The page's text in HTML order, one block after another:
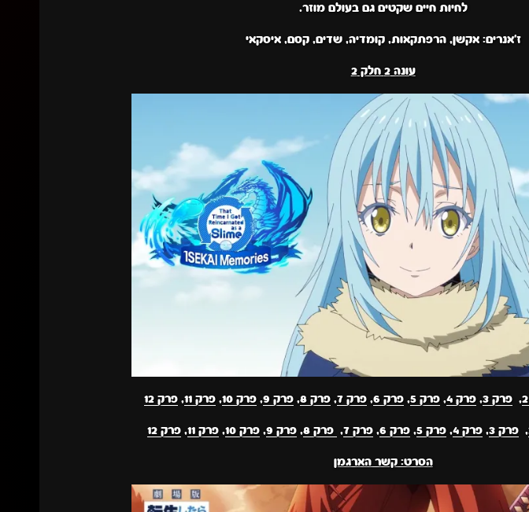
לחיות חיים שקטים גם בעולם מוזר.
ז'אנרים: אקשן, הרפתקאות, קומדיה, שדים, קסם, איסקאי
עונה 2 חלק 2
, פרק 3 , פרק 4 , פרק 5 , פרק 6 , פרק 7 , פרק 8 , פרק 9 , פרק 10 , פרק 11 , פרק 12
,פרק 3 ,פרק 4 ,פרק 5 ,פרק 6 ,פרק 7 , פרק 8 ,פרק 9 ,פרק 10 ,פרק 11 ,פרק 12
הסרט: קשר הארגמן